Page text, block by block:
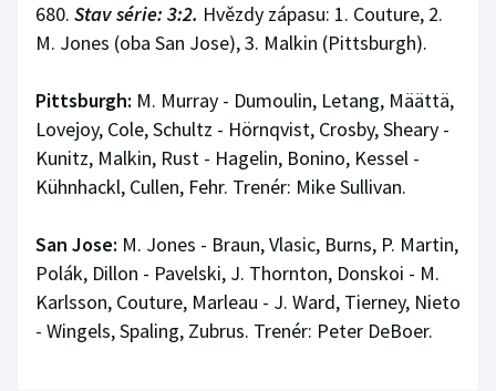
680. Stav série: 3:2. Hvězdy zápasu: 1. Couture, 2.
M. Jones (oba San Jose), 3. Malkin (Pittsburgh).
Pittsburgh: M. Murray - Dumoulin, Letang, Määttä,
Lovejoy, Cole, Schultz - Hörnqvist, Crosby, Sheary -
Kunitz, Malkin, Rust - Hagelin, Bonino, Kessel -
Kühnhackl, Cullen, Fehr. Trenér: Mike Sullivan.
San Jose: M. Jones - Braun, Vlasic, Burns, P. Martin,
Polák, Dillon - Pavelski, J. Thornton, Donskoi - M.
Karlsson, Couture, Marleau - J. Ward, Tierney, Nieto
- Wingels, Spaling, Zubrus. Trenér: Peter DeBoer.